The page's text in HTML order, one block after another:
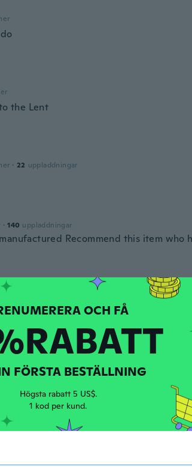
the Lent
· 22 uppladdningar
· 140 uppladdningar
Recommend this item who
· 44 uppladdningar
· 21 uppladdningar
soucis sais que ce n'est pas solide du
PRENUMERERA OCH FÅ
FÖRSTA BESTÄLLNING
Högsta rabatt 5 US$.
1 kod per kund.